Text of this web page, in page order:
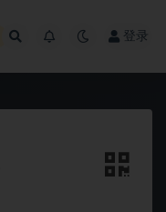
登录